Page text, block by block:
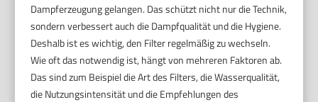
Dampferzeugung gelangen. Das schützt nicht nur die Technik,
sondern verbessert auch die Dampfqualität und die Hygiene.
Deshalb ist es wichtig, den Filter regelmäßig zu wechseln.
Wie oft das notwendig ist, hängt von mehreren Faktoren ab.
Das sind zum Beispiel die Art des Filters, die Wasserqualität,
die Nutzungsintensität und die Empfehlungen des